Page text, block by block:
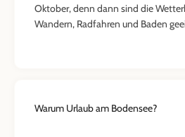
Oktober, denn dann sind die
Wandern, Radfahren und Baden
Warum Urlaub am Bodensee?